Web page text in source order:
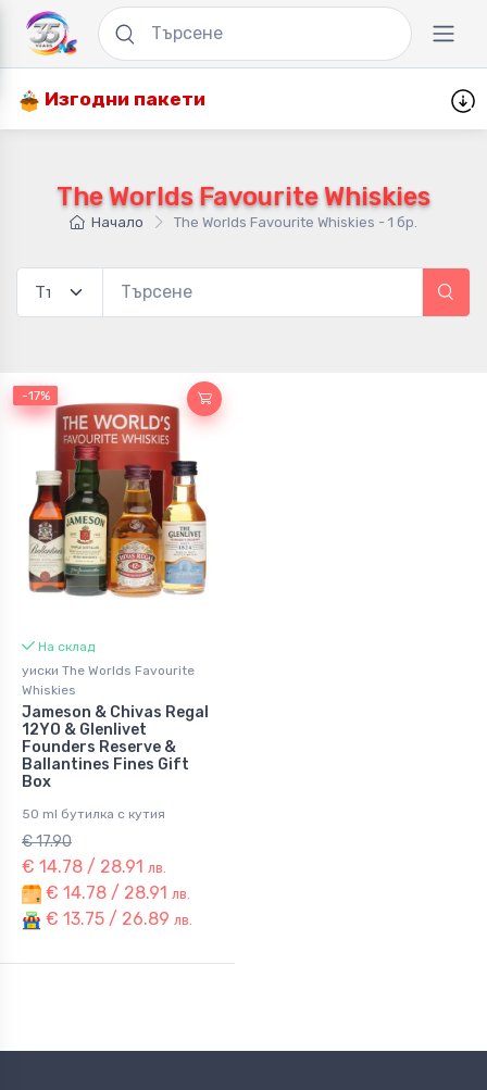
Изгодни пакети
The Worlds Favourite Whiskies
Начало The Worlds Favourite Whiskies - 1 бр.
-17%
-17%
На склад
уиски The Worlds Favourite
Whiskies
Jameson & Chivas Regal
12YO & Glenlivet
Founders Reserve &
Ballantines Fines Gift
Box
50 ml бутилка с кутия
€ 17.90
€ 14.78 / 28.91 лв.
€ 14.78 / 28.91 лв.
€ 13.75 / 26.89 лв.